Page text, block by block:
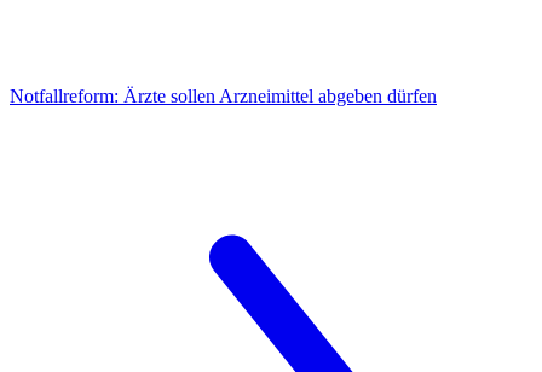
Notfallreform: Ärzte sollen Arzneimittel abgeben dürfen